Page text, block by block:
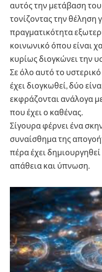
αυτός την μετάβαση
τονίζοντας την θέληση
πραγματικότητα
κοινωνικό όπου είναι
κυρίως διογκώνει την
Σε όλο αυτό το
έχει διογκωθεί, δύο
εκφράζονται ανάλογα
που έχει ο καθένας.
Σίγουρα φέρνει ένα
συναίσθημα της
πέρα έχει
απάθεια και ύπνωση.